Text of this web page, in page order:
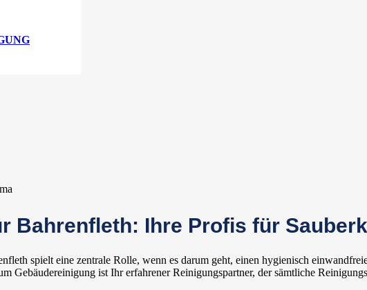
Bahrenfleth: Ihre Profis für
spielt eine zentrale Rolle, wenn es darum geht, einen hygienisch
Gebäudereinigung ist Ihr erfahrener Reinigungspartner, der sämtliche